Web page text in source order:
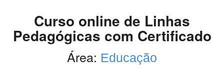
Curso online de Linhas
Pedagógicas com Certificado
Área: Educação